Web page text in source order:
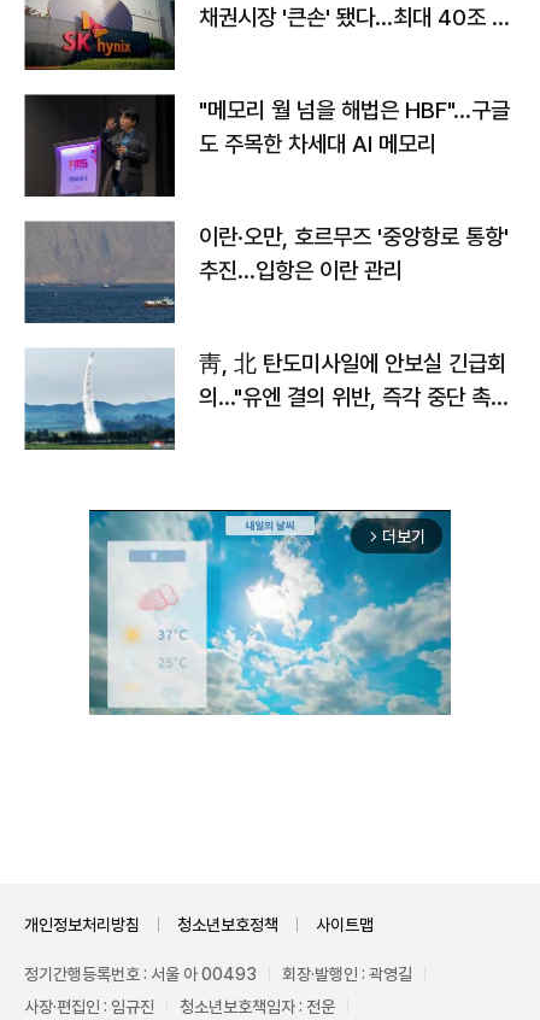
채권시장 '큰손' 됐다…최대 40조 투
"메모리 월 넘을 해법은 HBF"…구글
도 주목한 차세대 AI 메모리
이란·오만, 호르무즈 '중앙항로 통항'
추진…입항은 이란 관리
靑, 北 탄도미사일에 안보실 긴급회
의…"유엔 결의 위반, 즉각 중단 촉
arrow_forward_ios 더보기
개인정보처리방침 청소년보호정책 사이트맵
정기간행등록번호 : 서울 아 00493
회장·발행인 : 곽영길
사장·편집인 : 임규진
청소년보호책임자 : 전운